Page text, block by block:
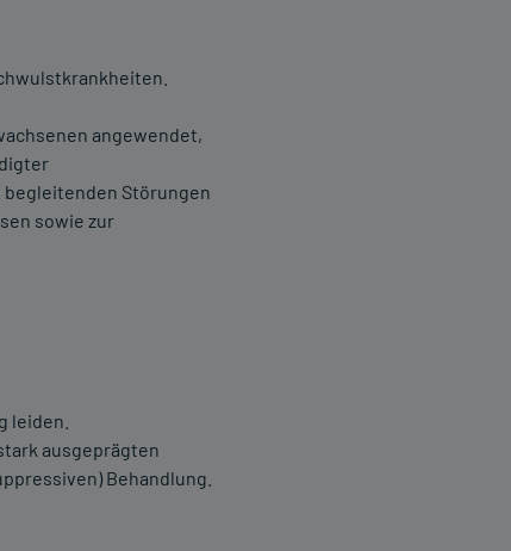
angewendet,
begleitenden Störungen
sowie zur
leiden.
ausgeprägten
Behandlung.